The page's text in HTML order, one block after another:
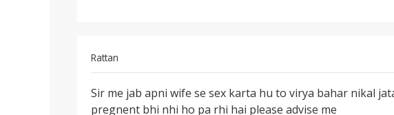
Rattan
Sir
me
Sir me jab apni wife se sex karta hu to virya bahar nikal
pregnent bhi nhi ho pa rhi hai please advise me